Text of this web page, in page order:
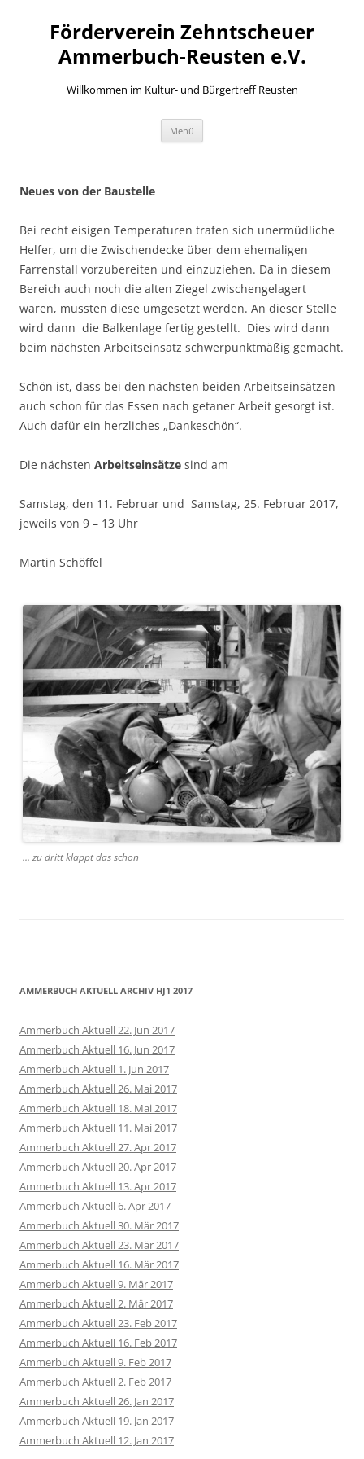
springenFörderverein Zehntscheuer
Ammerbuch-Reusten e.V.
Willkommen im Kultur- und Bürgertreff Reusten
Menü
Neues von der Baustelle
Bei recht eisigen Temperaturen trafen sich unermüdliche
Helfer, um die Zwischendecke über dem ehemaligen
Farrenstall vorzubereiten und einzuziehen. Da in diesem
Bereich auch noch die alten Ziegel zwischengelagert
waren, mussten diese umgesetzt werden. An dieser Stelle
wird dann die Balkenlage fertig gestellt. Dies wird dann
beim nächsten Arbeitseinsatz schwerpunktmäßig gemacht.
Schön ist, dass bei den nächsten beiden Arbeitseinsätzen
auch schon für das Essen nach getaner Arbeit gesorgt ist.
Auch dafür ein herzliches „Dankeschön“.
Die nächsten Arbeitseinsätze sind am
Samstag, den 11. Februar und Samstag, 25. Februar 2017,
jeweils von 9 – 13 Uhr
Martin Schöffel
… zu dritt klappt das schon
AMMERBUCH AKTUELL ARCHIV HJ1 2017
Ammerbuch Aktuell 22. Jun 2017
Ammerbuch Aktuell 16. Jun 2017
Ammerbuch Aktuell 1. Jun 2017
Ammerbuch Aktuell 26. Mai 2017
Ammerbuch Aktuell 18. Mai 2017
Ammerbuch Aktuell 11. Mai 2017
Ammerbuch Aktuell 27. Apr 2017
Ammerbuch Aktuell 20. Apr 2017
Ammerbuch Aktuell 13. Apr 2017
Ammerbuch Aktuell 6. Apr 2017
Ammerbuch Aktuell 30. Mär 2017
Ammerbuch Aktuell 23. Mär 2017
Ammerbuch Aktuell 16. Mär 2017
Ammerbuch Aktuell 9. Mär 2017
Ammerbuch Aktuell 2. Mär 2017
Ammerbuch Aktuell 23. Feb 2017
Ammerbuch Aktuell 16. Feb 2017
Ammerbuch Aktuell 9. Feb 2017
Ammerbuch Aktuell 2. Feb 2017
Ammerbuch Aktuell 26. Jan 2017
Ammerbuch Aktuell 19. Jan 2017
Ammerbuch Aktuell 12. Jan 2017